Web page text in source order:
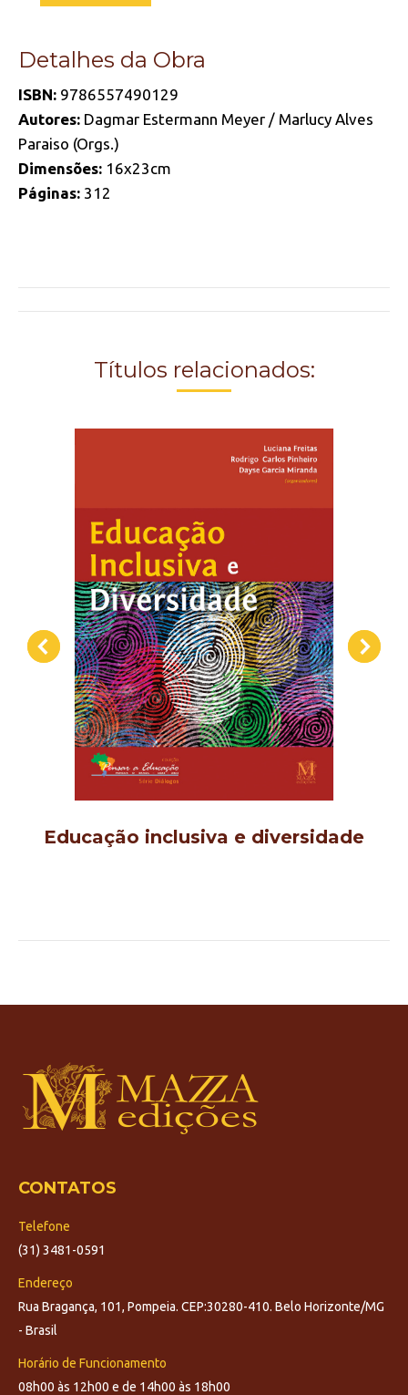
Detalhes da Obra
ISBN: 9786557490129
Autores: Dagmar Estermann Meyer / Marlucy Alves
Paraiso (Orgs.)
Dimensões: 16x23cm
Páginas: 312
Títulos relacionados:
Educação inclusiva e diversidade
CONTATOS
Telefone
(31) 3481-0591
Endereço
Rua Bragança, 101, Pompeia. CEP:30280-410. Belo Horizonte/MG
- Brasil
Horário de Funcionamento
08h00 às 12h00 e de 14h00 às 18h00